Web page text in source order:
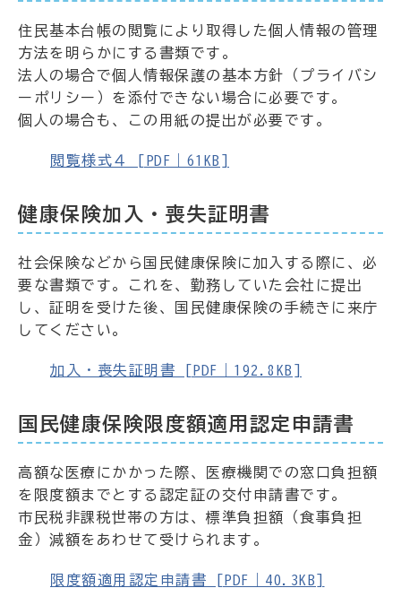
住民基本台帳の閲覧により取得した個人情報の管理
方法を明らかにする書類です。
法人の場合で個人情報保護の基本方針（プライバシ
ーポリシー）を添付できない場合に必要です。
個人の場合も、この用紙の提出が必要です。
閲覧様式４ [PDF｜61KB]
健康保険加入・喪失証明書
社会保険などから国民健康保険に加入する際に、必
要な書類です。これを、勤務していた会社に提出
し、証明を受けた後、国民健康保険の手続きに来庁
してください。
加入・喪失証明書 [PDF｜192.8KB]
国民健康保険限度額適用認定申請書
高額な医療にかかった際、医療機関での窓口負担額
を限度額までとする認定証の交付申請書です。
市民税非課税世帯の方は、標準負担額（食事負担
金）減額をあわせて受けられます。
限度額適用認定申請書 [PDF｜40.3KB]